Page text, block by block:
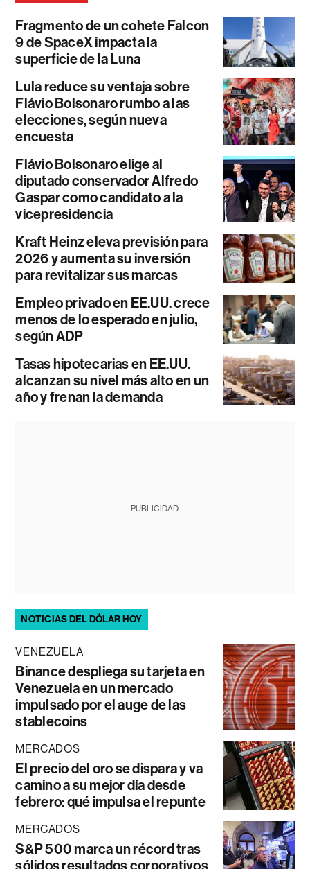
Fragmento de un cohete Falcon
9 de SpaceX impacta la
superficie de la Luna
Lula reduce su ventaja sobre
Flávio Bolsonaro rumbo a las
elecciones, según nueva
encuesta
Flávio Bolsonaro elige al
diputado conservador Alfredo
Gaspar como candidato a la
vicepresidencia
Kraft Heinz eleva previsión para
2026 y aumenta su inversión
para revitalizar sus marcas
Empleo privado en EE.UU. crece
menos de lo esperado en julio,
según ADP
Tasas hipotecarias en EE.UU.
alcanzan su nivel más alto en un
año y frenan la demanda
PUBLICIDAD
NOTICIAS DEL DÓLAR HOY
VENEZUELA
Binance despliega su tarjeta en
Venezuela en un mercado
impulsado por el auge de las
stablecoins
MERCADOS
El precio del oro se dispara y va
camino a su mejor día desde
febrero: qué impulsa el repunte
MERCADOS
S&P 500 marca un récord tras
sólidos resultados corporativos